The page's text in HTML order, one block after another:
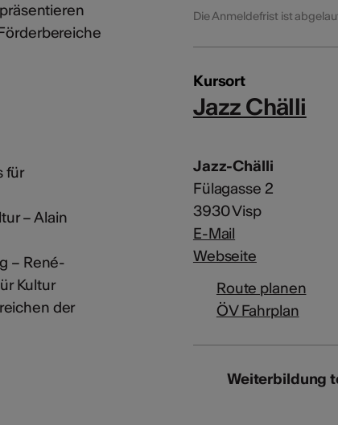
für
– Alain
– René-
Kultur
der
Die Anmeldefrist ist
Kursort
Jazz Chälli
Jazz-Chälli
Fülagasse 2
3930 Visp
E-Mail
Webseite
Route planen
ÖV Fahrplan
Weiterbildung